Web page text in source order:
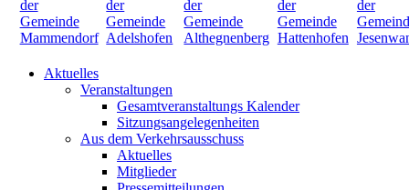
Aktuelles
Veranstaltungen
Gesamtveranstaltungs Kalender
Sitzungsangelegenheiten
Aus dem Verkehrsausschuss
Aktuelles
Mitglieder